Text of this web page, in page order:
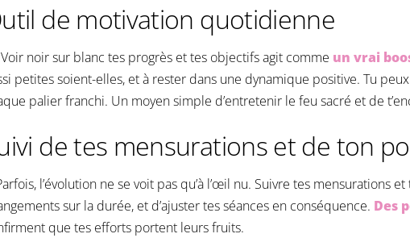
de motivation quotidienne
noir sur blanc tes progrès et tes objectifs agit comme un vrai
petites soient-elles, et à rester dans une dynamique positive. Tu
palier franchi. Un moyen simple d’entretenir le feu sacré et de
de tes mensurations et de ton
l’évolution ne se voit pas qu’à l’œil nu. Suivre tes
sur la durée, et d’ajuster tes séances en conséquence. Des
que tes efforts portent leurs fruits.